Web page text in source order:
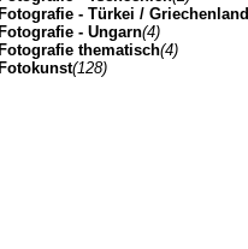
- Türkei / Griechenland
- Ungarn(4)
thematisch(4)
(128)